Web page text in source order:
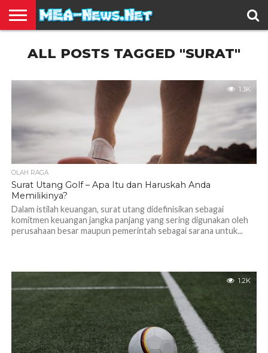
TERBARU
EDUKASI
HIBURAN
INSPIRASI
KESEHATAN
KULINER
OLAH
RAGA
OTOMOTIF
TRAVEL
JUAL
BELI
ALL POSTS TAGGED "SURAT"
1.3K
OLAH RAGA
Surat Utang Golf – Apa Itu dan Haruskah Anda
Memilikinya?
Dalam istilah keuangan, surat utang didefinisikan sebagai
komitmen keuangan jangka panjang yang sering digunakan oleh
perusahaan besar maupun pemerintah sebagai sarana untuk...
1.2K